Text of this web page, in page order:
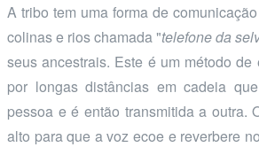
A tribo tem uma forma de
colinas e rios chamada "telefone da
seus ancestrais. Este é um método
por longas distâncias em cadeia
pessoa e é então transmitida a outra.
alto para que a voz ecoe e reverbere